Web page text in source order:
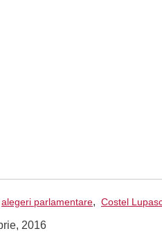
alegeri parlamentare, Costel
2016